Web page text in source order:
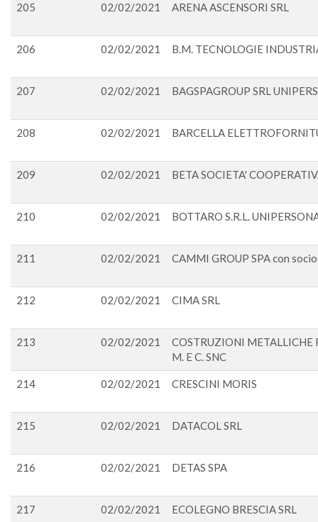
205 02/02/2021 ARENA ASCENSORI SRL
206 02/02/2021 B.M. TECNOLOGIE
207 02/02/2021 BAGSPAGROUP SRL
208 02/02/2021 BARCELLA
209 02/02/2021 BETA SOCIETA'
210 02/02/2021 BOTTARO S.R.L.
211 02/02/2021 CAMMI GROUP SPA con
212 02/02/2021 CIMA SRL
213 02/02/2021
COSTRUZIONI
M. E C. SNC
214 02/02/2021 CRESCINI MORIS
215 02/02/2021 DATACOL SRL
216 02/02/2021 DETAS SPA
217 02/02/2021 ECOLEGNO BRESCIA SRL